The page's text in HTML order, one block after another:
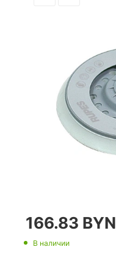
166.83 BYN
В наличии